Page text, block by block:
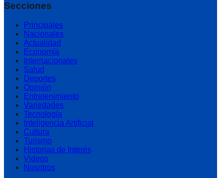
Secciones
Principales
Nacionales
Actualidad
Economía
Internacionales
Salud
Deportes
Opinión
Entretenimiento
Variedades
Tecnología
Inteligencia Artificial
Cultura
Turismo
Historias de Interés
Videos
Nosotros